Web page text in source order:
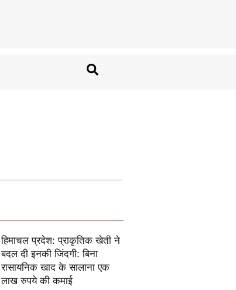
हिमाचल प्रदेश: प्राकृतिक खेती ने
बदल दी इनकी जिंदगी: बिना
रासायनिक खाद के सालाना एक
लाख रुपये की कमाई